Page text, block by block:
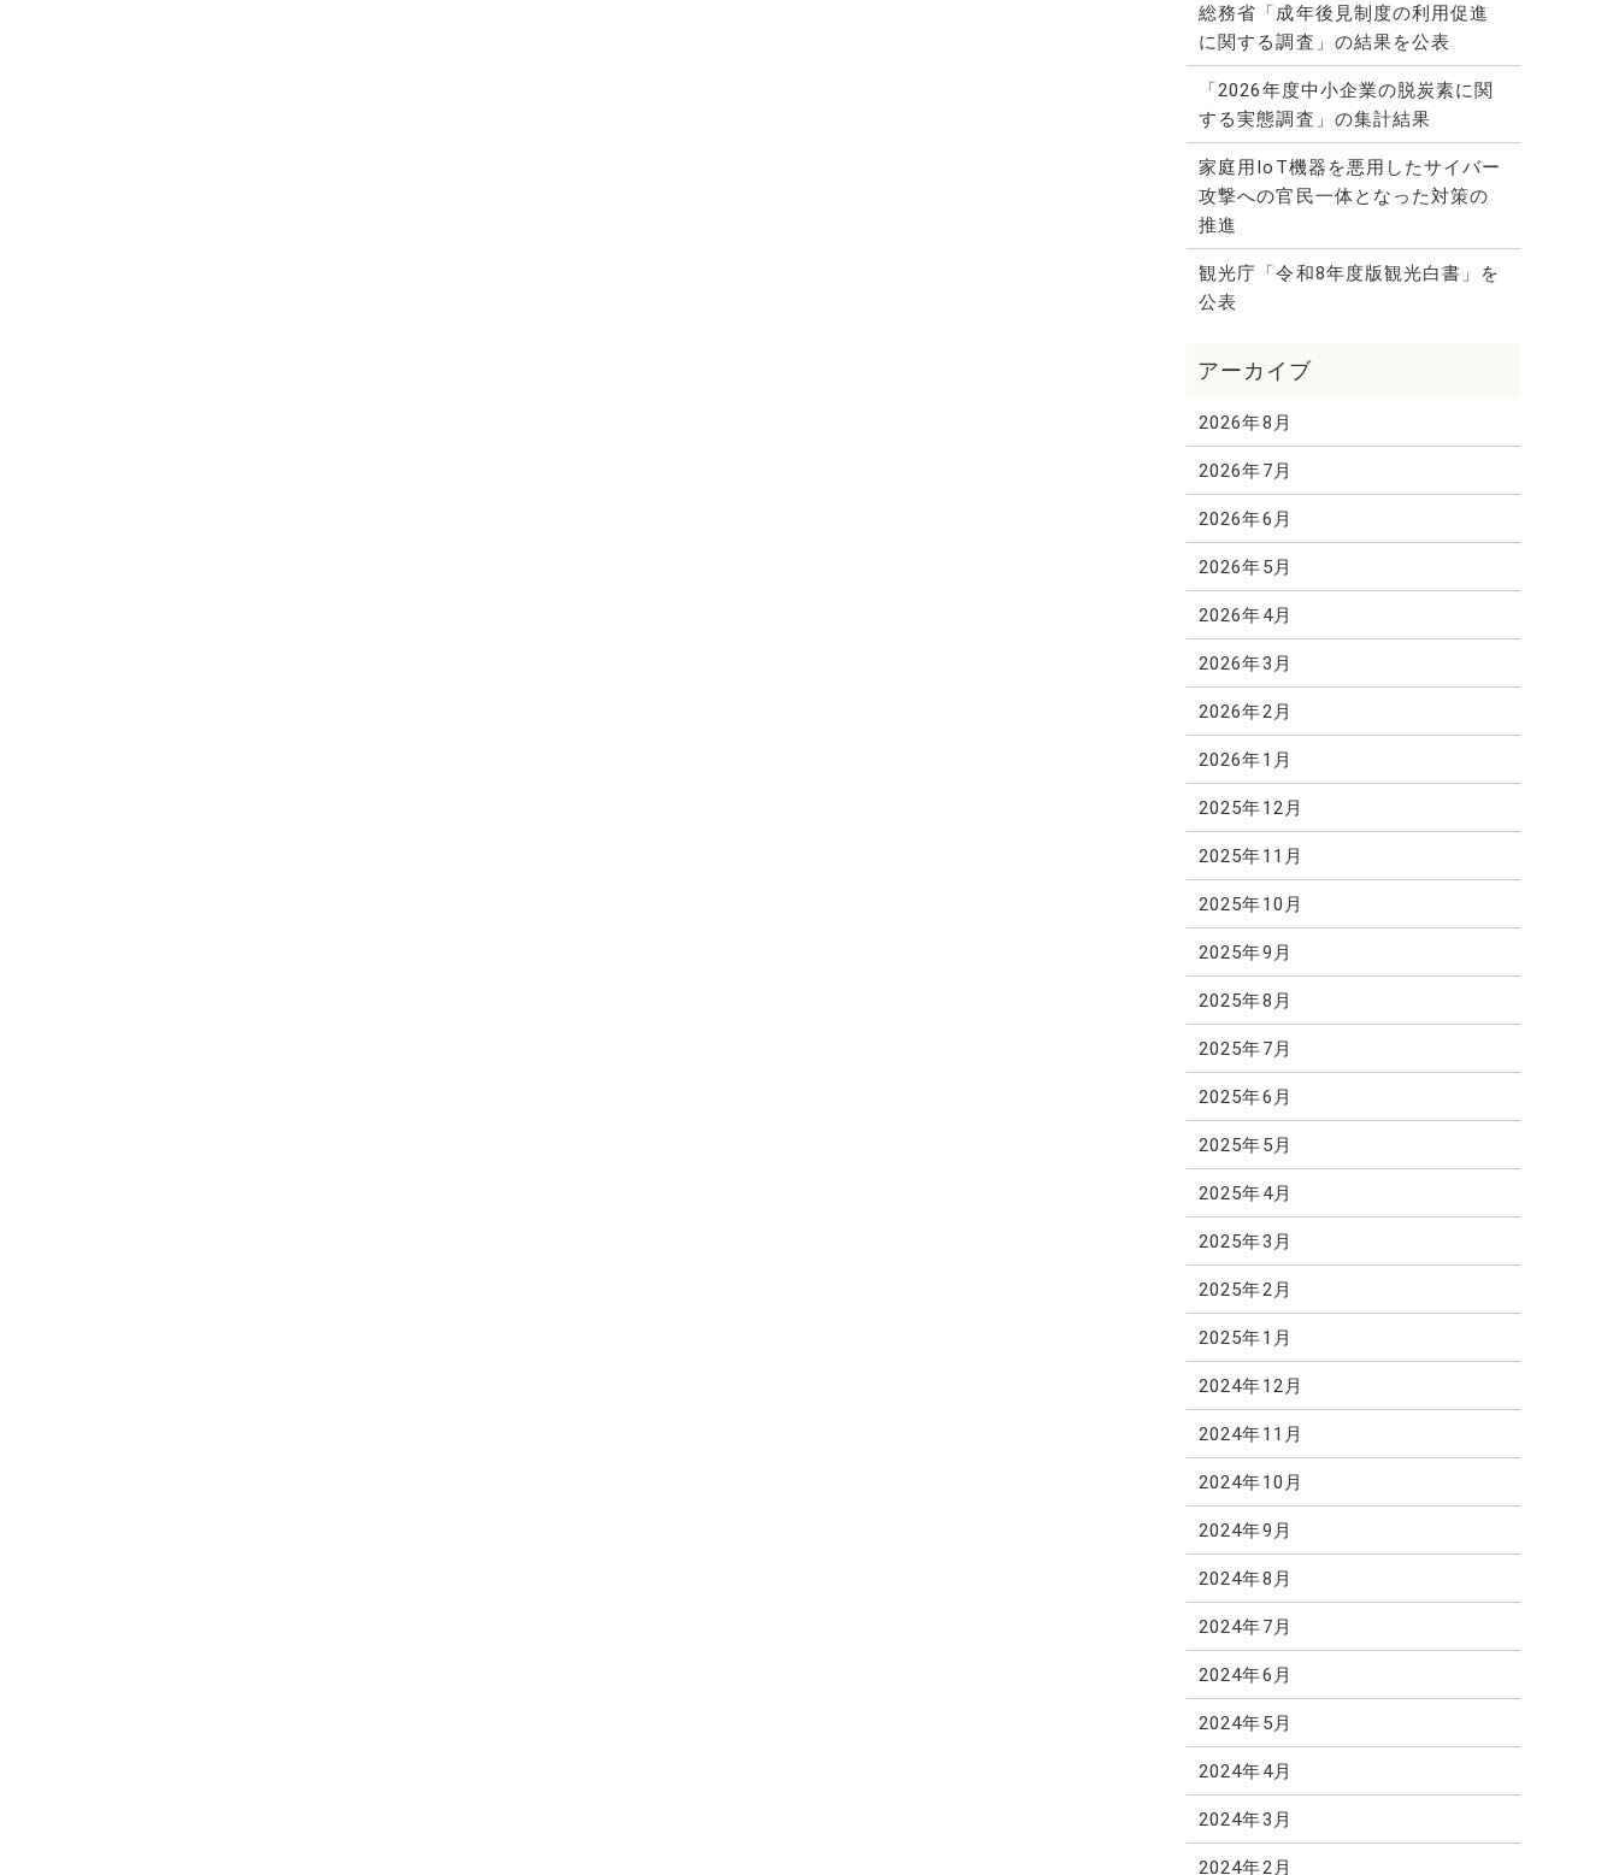
総務省「成年後見制度の利用促進
に関する調査」の結果を公表
「2026年度中小企業の脱炭素に関
する実態調査」の集計結果
家庭用IoT機器を悪用したサイバー
攻撃への官民一体となった対策の
推進
観光庁「令和8年度版観光白書」を
公表
2026年8月
2026年7月
2026年6月
2026年5月
2026年4月
2026年3月
2026年2月
2026年1月
2025年12月
2025年11月
2025年10月
2025年9月
2025年8月
2025年7月
2025年6月
2025年5月
2025年4月
2025年3月
2025年2月
2025年1月
2024年12月
2024年11月
2024年10月
2024年9月
2024年8月
2024年7月
2024年6月
2024年5月
2024年4月
2024年3月
2024年2月